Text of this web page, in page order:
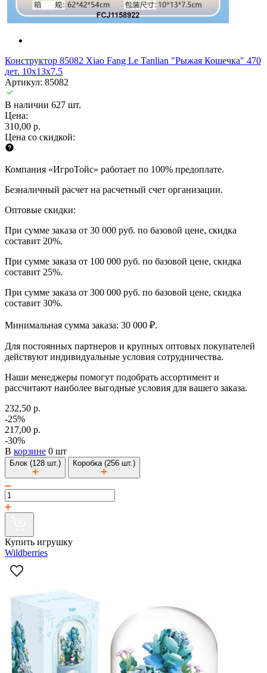
Конструктор 85082 Xiao Fang Le Tanlian "Рыжая Кошечка" 470
дет. 10x13x7.5
Артикул: 85082
В наличии 627 шт.
Цена:
310,00 р.
Цена со скидкой:
Компания «ИгроТойс» работает по 100% предоплате.
Безналичный расчет на расчетный счет организации.
Оптовые скидки:
При сумме заказа от 30 000 руб. по базовой цене, скидка
составит 20%.
При сумме заказа от 100 000 руб. по базовой цене, скидка
составит 25%.
При сумме заказа от 300 000 руб. по базовой цене, скидка
составит 30%.
Минимальная сумма заказа: 30 000 ₽.
Для постоянных партнеров и крупных оптовых покупателей
действуют индивидуальные условия сотрудничества.
Наши менеджеры помогут подобрать ассортимент и
рассчитают наиболее выгодные условия для вашего заказа.
232,50 р.
-25%
217,00 р.
-30%
В корзине 0 шт
Блок (128 шт.) Коробка (256 шт.)
Купить игрушку
Wildberries